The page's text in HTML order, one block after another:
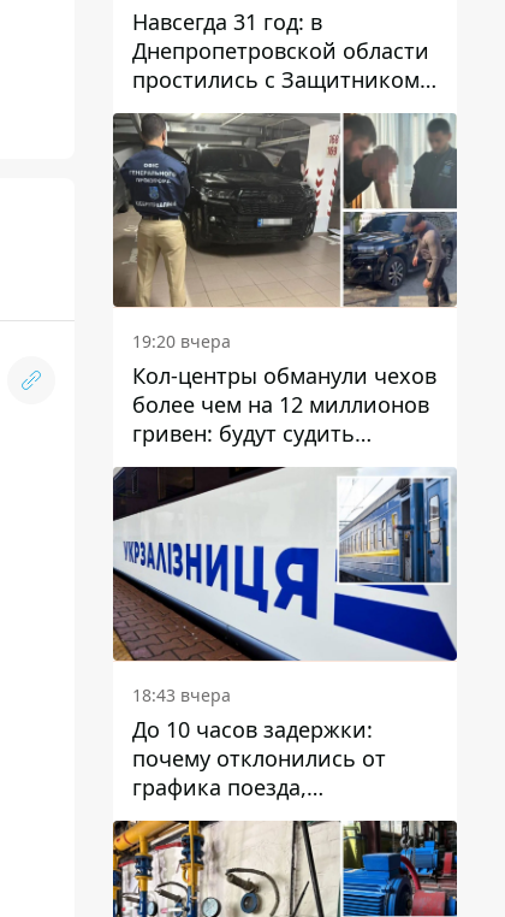
Навсегда 31 год: в
Днепропетровской области
простились с Защитником
Александром Репиным
19:20 вчера
Кол-центры обманули чехов
более чем на 12 миллионов
гривен: будут судить
днепрянина,
организовавшего
транснациональную
преступную организацию
18:43 вчера
До 10 часов задержки:
почему отклонились от
графика поезда,
курсирующие через Днепр
и область